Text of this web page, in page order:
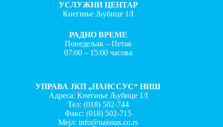
УСЛУЖНИ ЦЕНТАР
Кнегиње Љубице 1/I
РАДНО ВРЕМЕ
Понедељак – Петак
07:00 – 15:00 часова
УПРАВА ЈКП „НАИССУС“ НИШ
Адреса: Кнегиње Љубице 1/I
Тел: (018) 502-744
Факс:(018) 502-715
Мејл:info@naissus.co.rs